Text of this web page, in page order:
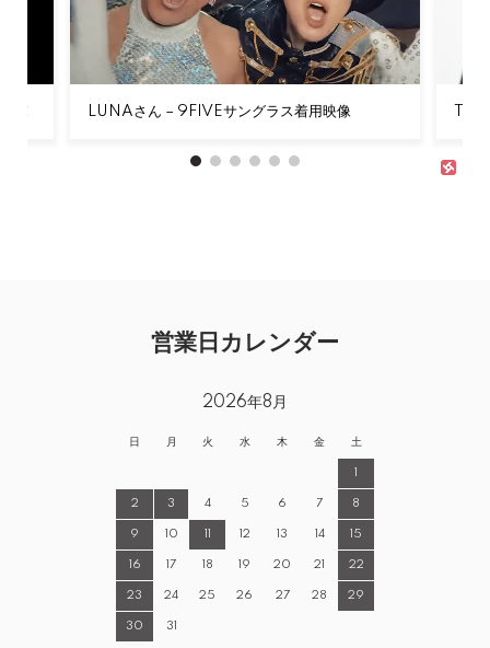
LUNAさん – 9FIVEサングラス着用映像
！
営業日カレンダー
2026年8月
日 月 火 水 木 金 土
2 3 4 5 6 7 8
9 10 12 13 14 15
16 17 18 19 20 21 22
23 24 25 26 27 28 29
30 31